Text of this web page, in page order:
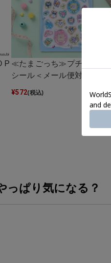
P ≪たまごっち≫プチドロップ
シール＜メール便対応＞
¥572(税込)
っぱり気になる？